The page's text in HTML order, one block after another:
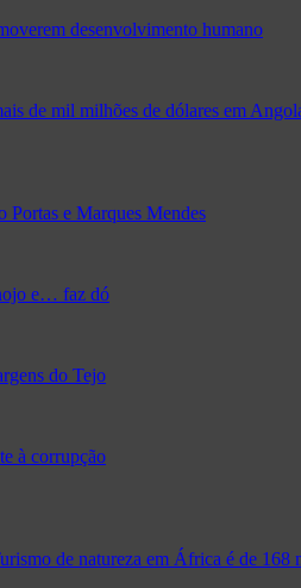
desenvolvimento humano
de mil milhões de dólares em
Portas e Marques Mendes
e… faz dó
do Tejo
à corrupção
de natureza em África é de